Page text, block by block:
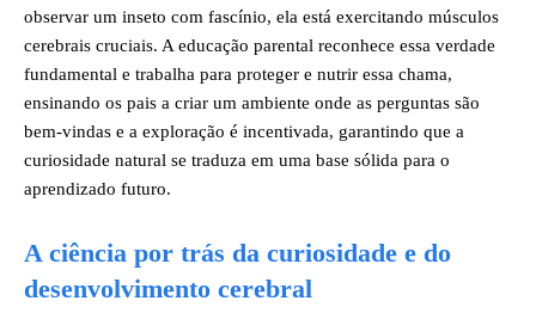
observar um inseto com fascínio, ela está exercitando músculos
cerebrais cruciais. A educação parental reconhece essa verdade
fundamental e trabalha para proteger e nutrir essa chama,
ensinando os pais a criar um ambiente onde as perguntas são
bem-vindas e a exploração é incentivada, garantindo que a
curiosidade natural se traduza em uma base sólida para o
aprendizado futuro.
A ciência por trás da curiosidade e do
desenvolvimento cerebral